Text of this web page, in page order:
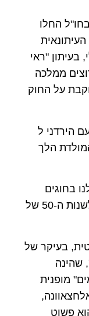
החלו
פירסמה ב-22 ביולי, בעיתון "ראי
ממלכה
על החוק
הירדני ל
הלך
בחוגים
הבינלאומיים תחזיר אותנו לאחור לשנות ה-50 של
בעיקר של
שהינה
מופנית
פשוט